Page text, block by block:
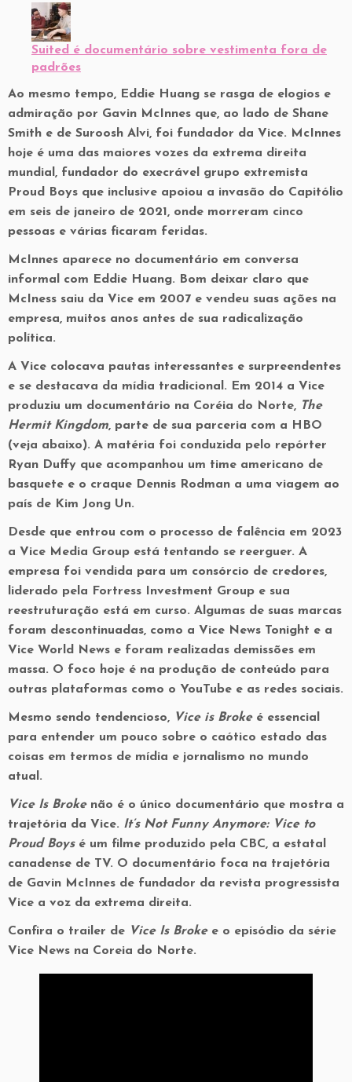
Suited é documentário sobre vestimenta fora de
padrões
Ao mesmo tempo, Eddie Huang se rasga de elogios e
admiração por Gavin McInnes que, ao lado de Shane
Smith e de Suroosh Alvi, foi fundador da Vice. McInnes
hoje é uma das maiores vozes da extrema direita
mundial, fundador do execrável grupo extremista
Proud Boys que inclusive apoiou a invasão do Capitólio
em seis de janeiro de 2021, onde morreram cinco
pessoas e várias ficaram feridas.
McInnes aparece no documentário em conversa
informal com Eddie Huang. Bom deixar claro que
McIness saiu da Vice em 2007 e vendeu suas ações na
empresa, muitos anos antes de sua radicalização
política.
A Vice colocava pautas interessantes e surpreendentes
e se destacava da mídia tradicional. Em 2014 a Vice
produziu um documentário na Coréia do Norte, The
Hermit Kingdom, parte de sua parceria com a HBO
(veja abaixo). A matéria foi conduzida pelo repórter
Ryan Duffy que acompanhou um time americano de
basquete e o craque Dennis Rodman a uma viagem ao
país de Kim Jong Un.
Desde que entrou com o processo de falência em 2023
a Vice Media Group está tentando se reerguer. A
empresa foi vendida para um consórcio de credores,
liderado pela Fortress Investment Group e sua
reestruturação está em curso. Algumas de suas marcas
foram descontinuadas, como a Vice News Tonight e a
Vice World News e foram realizadas demissões em
massa. O foco hoje é na produção de conteúdo para
outras plataformas como o YouTube e as redes sociais.
Mesmo sendo tendencioso, Vice is Brokeé essencial
para entender um pouco sobre o caótico estado das
coisas em termos de mídia e jornalismo no mundo
atual.
Vice Is Brokenão é o único documentário que mostra a
trajetória da Vice. It’s Not Funny Anymore: Vice to
Proud Boysé um filme produzido pela CBC, a estatal
canadense de TV. O documentário foca na trajetória
de Gavin McInnes de fundador da revista progressista
Vice a voz da extrema direita.
Confira o trailer de Vice Is Broke e o episódio da série
Vice News na Coreia do Norte.